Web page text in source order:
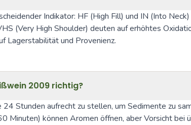
Indikator: HF (High Fill) und IN (Into
(Very High Shoulder) deuten auf erhöhtes
Lagerstabilität und Provenienz.
2009 richtig?
Stunden aufrecht zu stellen, um Sedimente zu
Minuten) können Aromen öffnen, aber Vorsicht